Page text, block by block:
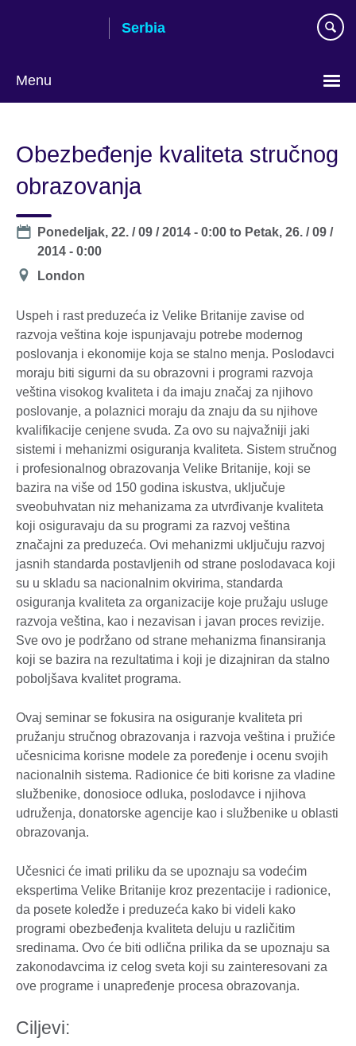
Serbia
Menu
language
Obezbeđenje kvaliteta stručnog
obrazovanja
Date
Ponedeljak, 22. / 09 / 2014 - 0:00 to Petak, 26. / 09 /
2014 - 0:00
Mesto
London
Uspeh i rast preduzeća iz Velike Britanije zavise od
razvoja veština koje ispunjavaju potrebe modernog
poslovanja i ekonomije koja se stalno menja. Poslodavci
moraju biti sigurni da su obrazovni i programi razvoja
veština visokog kvaliteta i da imaju značaj za njihovo
poslovanje, a polaznici moraju da znaju da su njihove
kvalifikacije cenjene svuda. Za ovo su najvažniji jaki
sistemi i mehanizmi osiguranja kvaliteta. Sistem stručnog
i profesionalnog obrazovanja Velike Britanije, koji se
bazira na više od 150 godina iskustva, uključuje
sveobuhvatan niz mehanizama za utvrđivanje kvaliteta
koji osiguravaju da su programi za razvoj veština
značajni za preduzeća. Ovi mehanizmi uključuju razvoj
jasnih standarda postavljenih od strane poslodavaca koji
su u skladu sa nacionalnim okvirima, standarda
osiguranja kvaliteta za organizacije koje pružaju usluge
razvoja veština, kao i nezavisan i javan proces revizije.
Sve ovo je podržano od strane mehanizma finansiranja
koji se bazira na rezultatima i koji je dizajniran da stalno
poboljšava kvalitet programa.
Ovaj seminar se fokusira na osiguranje kvaliteta pri
pružanju stručnog obrazovanja i razvoja veština i pružiće
učesnicima korisne modele za poređenje i ocenu svojih
nacionalnih sistema. Radionice će biti korisne za vladine
službenike, donosioce odluka, poslodavce i njihova
udruženja, donatorske agencije kao i službenike u oblasti
obrazovanja.
Učesnici će imati priliku da se upoznaju sa vodećim
ekspertima Velike Britanije kroz prezentacije i radionice,
da posete koledže i preduzeća kako bi videli kako
programi obezbeđenja kvaliteta deluju u različitim
sredinama. Ovo će biti odlična prilika da se upoznaju sa
zakonodavcima iz celog sveta koji su zainteresovani za
ove programe i unapređenje procesa obrazovanja.
Ciljevi: